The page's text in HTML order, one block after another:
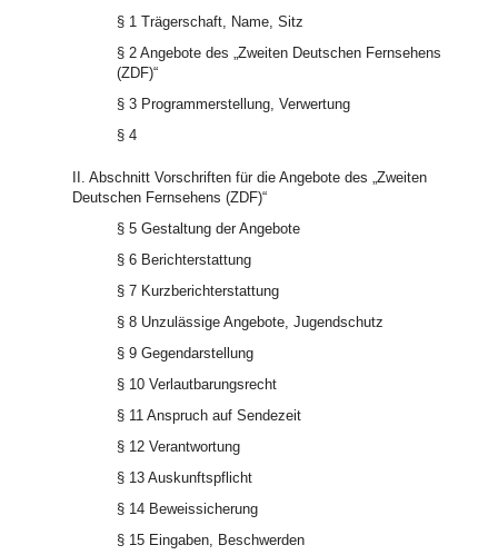
§ 1 Trägerschaft, Name, Sitz
§ 2 Angebote des „Zweiten Deutschen Fernsehens
(ZDF)“
§ 3 Programmerstellung, Verwertung
§ 4
II. Abschnitt Vorschriften für die Angebote des „Zweiten
Deutschen Fernsehens (ZDF)“
§ 5 Gestaltung der Angebote
§ 6 Berichterstattung
§ 7 Kurzberichterstattung
§ 8 Unzulässige Angebote, Jugendschutz
§ 9 Gegendarstellung
§ 10 Verlautbarungsrecht
§ 11 Anspruch auf Sendezeit
§ 12 Verantwortung
§ 13 Auskunftspflicht
§ 14 Beweissicherung
§ 15 Eingaben, Beschwerden